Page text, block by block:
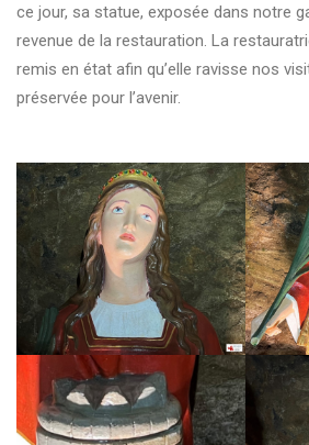
ce jour, sa statue, exposée dans notre
revenue de la restauration. La
remis en état afin qu’elle ravisse nos
préservée pour l’avenir.